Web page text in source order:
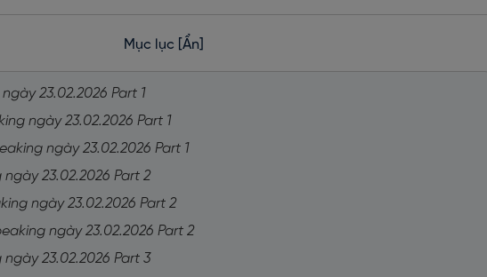
Mục lục [Ẩn]
23.02.2026 Part 1
ngày 23.02.2026 Part 1
ngày 23.02.2026 Part 1
ngày 23.02.2026 Part 2
ngày 23.02.2026 Part 2
ngày 23.02.2026 Part 2
ngày 23.02.2026 Part 3